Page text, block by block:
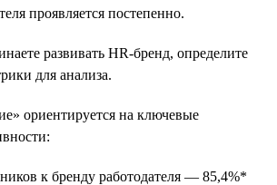
проявляется постепенно.
развивать HR-бренд, определите
для анализа.
ориентируется на ключевые
к бренду работодателя — 85,4%*